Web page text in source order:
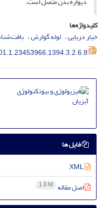
کلیدواژه‌ها
خیار دریایی لوله گوارش
فایل ها
اصل مقاله 1.6 M